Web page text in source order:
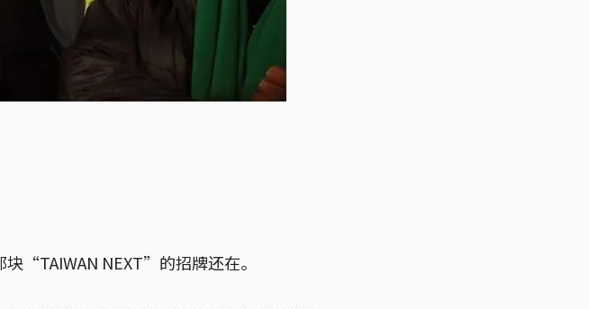
“TAIWAN NEXT”的招牌还在。